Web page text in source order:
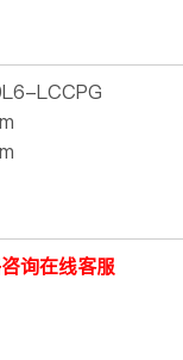
LCCPG
询在线客服